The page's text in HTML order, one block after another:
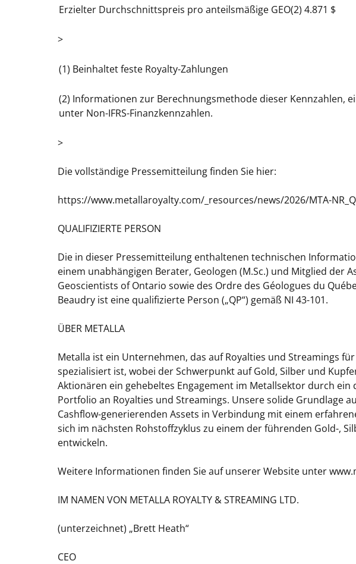
Erzielter Durchschnittspreis pro anteilsmäßige GEO(2) 4.871 $
>
(1) Beinhaltet feste Royalty-Zahlungen
(2) Informationen zur Berechnungsmethode dieser Kennzahlen,
unter Non-IFRS-Finanzkennzahlen.
>
Die vollständige Pressemitteilung finden Sie hier:
https://www.metallaroyalty.com/_resources/news/2026/MTA-
QUALIFIZIERTE PERSON
Die in dieser Pressemitteilung enthaltenen technischen
einem unabhängigen Berater, Geologen (M.Sc.) und Mitglied der
Geoscientists of Ontario sowie des Ordre des Géologues du
Beaudry ist eine qualifizierte Person („QP“) gemäß NI 43-101.
ÜBER METALLA
Metalla ist ein Unternehmen, das auf Royalties und Streamings
spezialisiert ist, wobei der Schwerpunkt auf Gold, Silber und
Aktionären ein gehebeltes Engagement im Metallsektor durch ein
Portfolio an Royalties und Streamings. Unsere solide Grundlage
Cashflow-generierenden Assets in Verbindung mit einem
sich im nächsten Rohstoffzyklus zu einem der führenden Gold-,
entwickeln.
Weitere Informationen finden Sie auf unserer Website unter
IM NAMEN VON METALLA ROYALTY & STREAMING LTD.
(unterzeichnet) „Brett Heath“
CEO